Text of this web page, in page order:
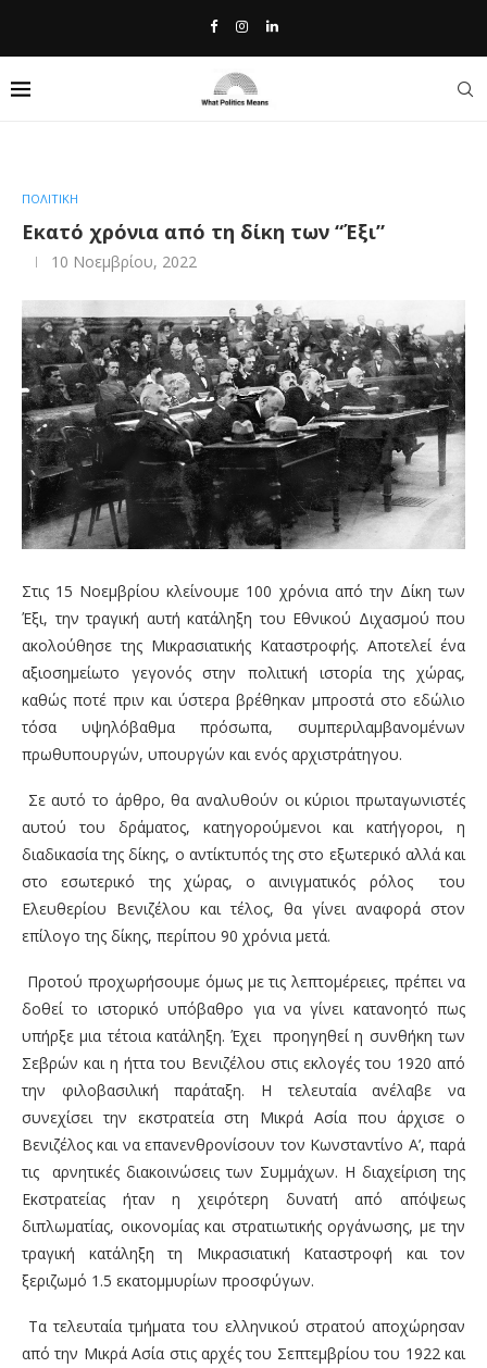
ΠΟΛΙΤΙΚΗ
Εκατό χρόνια από τη δίκη των “Έξι”
10 Νοεμβρίου, 2022
Στις 15 Νοεμβρίου κλείνουμε 100 χρόνια από την Δίκη των
Έξι, την τραγική αυτή κατάληξη του Εθνικού Διχασμού που
ακολούθησε της Μικρασιατικής Καταστροφής. Αποτελεί ένα
αξιοσημείωτο γεγονός στην πολιτική ιστορία της χώρας,
καθώς ποτέ πριν και ύστερα βρέθηκαν μπροστά στο εδώλιο
τόσα υψηλόβαθμα πρόσωπα, συμπεριλαμβανομένων
πρωθυπουργών, υπουργών και ενός αρχιστράτηγου.
Σε αυτό το άρθρο, θα αναλυθούν οι κύριοι πρωταγωνιστές
αυτού του δράματος, κατηγορούμενοι και κατήγοροι, η
διαδικασία της δίκης, ο αντίκτυπός της στο εξωτερικό αλλά και
στο εσωτερικό της χώρας, ο αινιγματικός ρόλος του
Ελευθερίου Βενιζέλου και τέλος, θα γίνει αναφορά στον
επίλογο της δίκης, περίπου 90 χρόνια μετά.
Προτού προχωρήσουμε όμως με τις λεπτομέρειες, πρέπει να
δοθεί το ιστορικό υπόβαθρο για να γίνει κατανοητό πως
υπήρξε μια τέτοια κατάληξη. Έχει προηγηθεί η συνθήκη των
Σεβρών και η ήττα του Βενιζέλου στις εκλογές του 1920 από
την φιλοβασιλική παράταξη. Η τελευταία ανέλαβε να
συνεχίσει την εκστρατεία στη Μικρά Ασία που άρχισε ο
Βενιζέλος και να επανενθρονίσουν τον Κωνσταντίνο Α’, παρά
τις αρνητικές διακοινώσεις των Συμμάχων. Η διαχείριση της
Εκστρατείας ήταν η χειρότερη δυνατή από απόψεως
διπλωματίας, οικονομίας και στρατιωτικής οργάνωσης, με την
τραγική κατάληξη τη Μικρασιατική Καταστροφή και τον
ξεριζωμό 1.5 εκατομμυρίων προσφύγων.
Τα τελευταία τμήματα του ελληνικού στρατού αποχώρησαν
από την Μικρά Ασία στις αρχές του Σεπτεμβρίου του 1922 και